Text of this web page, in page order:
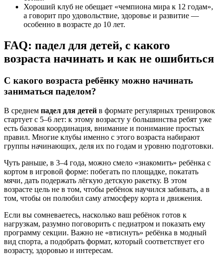
Хороший клуб не обещает «чемпиона мира к 12 годам»,
а говорит про удовольствие, здоровье и развитие —
особенно в возрасте до 10 лет.
FAQ: падел для детей, с какого
возраста начинать и как не ошибиться
С какого возраста ребёнку можно начинать
заниматься паделом?
В среднем падел для детей в формате регулярных тренировок
стартует с 5–6 лет: к этому возрасту у большинства ребят уже
есть базовая координация, внимание и понимание простых
правил. Многие клубы именно с этого возраста набирают
группы начинающих, деля их по годам и уровню подготовки.
Чуть раньше, в 3–4 года, можно смело «знакомить» ребёнка с
кортом в игровой форме: побегать по площадке, покатать
мячи, дать подержать лёгкую детскую ракетку. В этом
возрасте цель не в том, чтобы ребёнок научился забивать, а в
том, чтобы он полюбил саму атмосферу корта и движения.
Если вы сомневаетесь, насколько ваш ребёнок готов к
нагрузкам, разумно поговорить с педиатром и показать ему
программу секции. Важно не «втиснуть» ребёнка в модный
вид спорта, а подобрать формат, который соответствует его
возрасту, здоровью и интересам.